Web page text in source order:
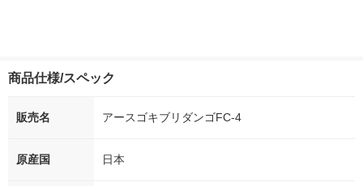
商品仕様/スペック
販売名 アースゴキブリダンゴFC-4
原産国 日本